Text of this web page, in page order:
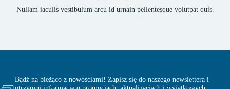
Nullam iaculis vestibulum arcu id urnain pellentesque volutpat quis.
Bądź na bieżąco z nowościami! Zapisz się do naszego newslettera i